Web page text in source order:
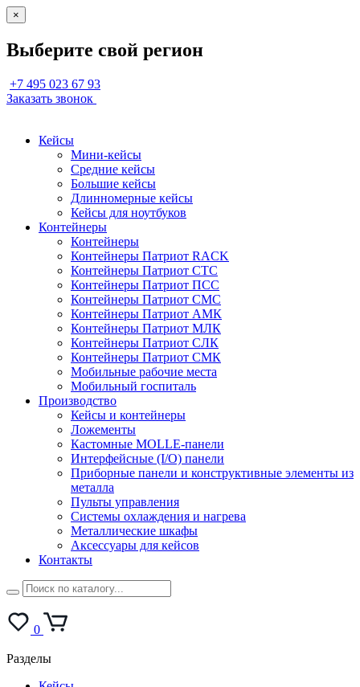
×
Выберите свой регион
+7 495 023 67 93
Заказать звонок
Кейсы
Мини-кейсы
Средние кейсы
Большие кейсы
Длинномерные кейсы
Кейсы для ноутбуков
Контейнеры
Контейнеры
Контейнеры Патриот RACK
Контейнеры Патриот СТС
Контейнеры Патриот ПСС
Контейнеры Патриот СМС
Контейнеры Патриот АМК
Контейнеры Патриот МЛК
Контейнеры Патриот СЛК
Контейнеры Патриот СМК
Мобильные рабочие места
Мобильный госпиталь
Производство
Кейсы и контейнеры
Ложементы
Кастомные MOLLE-панели
Интерфейсные (I/O) панели
Приборные панели и конструктивные элементы из
металла
Пульты управления
Системы охлаждения и нагрева
Металлические шкафы
Аксессуары для кейсов
Контакты
0
Разделы